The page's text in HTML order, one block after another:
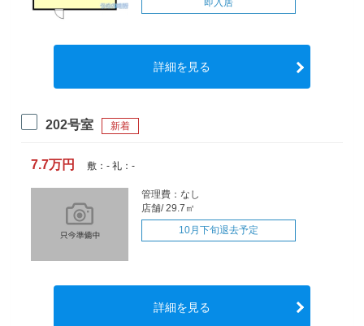
即入居
詳細を見る
202号室 新着
7.7万円 敷：- 礼：-
管理費：なし
店舗/ 29.7㎡
10月下旬退去予定
詳細を見る